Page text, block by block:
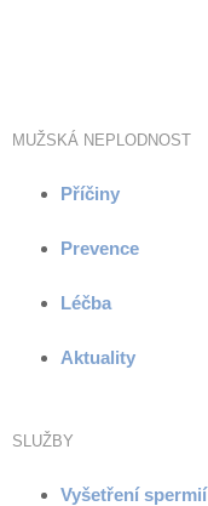
MUŽSKÁ NEPLODNOST
Příčiny
Prevence
Léčba
Aktuality
SLUŽBY
Vyšetření spermií